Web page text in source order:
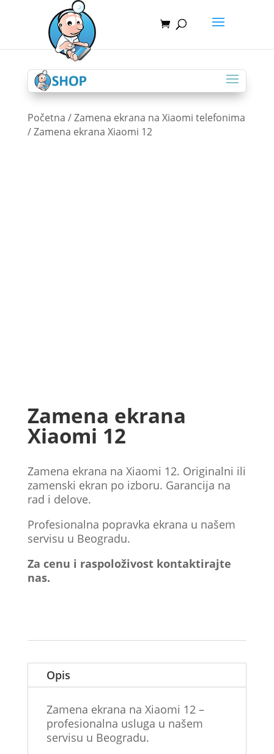
Početna /Zamena ekrana na Xiaomi telefonima
/ Zamena ekrana Xiaomi 12
Zamena ekrana
Xiaomi 12
Zamena ekrana na Xiaomi 12. Originalni ili
zamenski ekran po izboru. Garancija na
rad i delove.
Profesionalna popravka ekrana u našem
servisu u Beogradu.
Za cenu i raspoloživost kontaktirajte
nas.
Opis
Zamena ekrana na Xiaomi 12 –
profesionalna usluga u našem
servisu u Beogradu.